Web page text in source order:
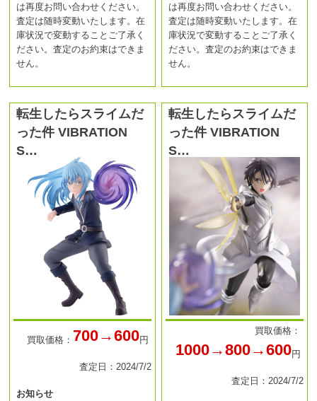
は再度お問い合わせください。
査定は随時変動いたします。在
庫状況で変動することご了承く
ださい。査定のお約束はできま
せん。
は再度お問い合わせください。
査定は随時変動いたします。在
庫状況で変動することご了承く
ださい。査定のお約束はできま
せん。
転生したらスライムだ
った件 VIBRATION
S…
買取価格： 700→600円
査定日：2024/7/2
お知らせ
転生したらスライムだ
った件 VIBRATION
S…
買取価格：
1000→800→600円
査定日：2024/7/2